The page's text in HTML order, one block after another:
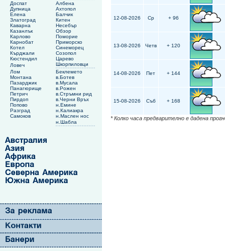
Доспат
Албена
Дупница
Ахтопол
Елена
Балчик
Златоград
Китен
Каварна
Несебър
Казанлък
Обзор
Карлово
Поморие
Карнобат
Приморско
Котел
Синеморец
Кърджали
Созопол
Кюстендил
Царево
Ловеч
Шкорпиловци
Лом
Беклемето
Монтана
в.Ботев
Пазарджик
в.Мусала
Панагюрище
в.Рожен
Петрич
в.Стръмни рид
Пирдоп
в.Черни Връх
Попово
н.Емине
Разград
н.Калиакра
Самоков
н.Маслен нос
н.Шабла
12-08-2026 Ср + 96
13-08-2026 Четв + 120
14-08-2026 Пет + 144
15-08-2026 Съб + 168
* Колко часа предварително е дадена